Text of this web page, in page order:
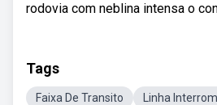
rodovia com neblina intensa o
Tags
Faixa De Transito
Linha